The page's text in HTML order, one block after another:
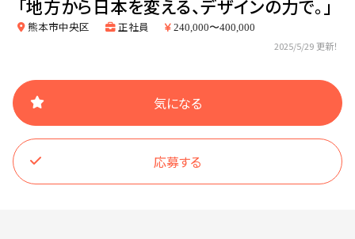
「地方から日本を変える、デザインの力で。」
熊本市中央区 正社員 240,000〜400,000
2025/5/29 更新！
気になる
応募する